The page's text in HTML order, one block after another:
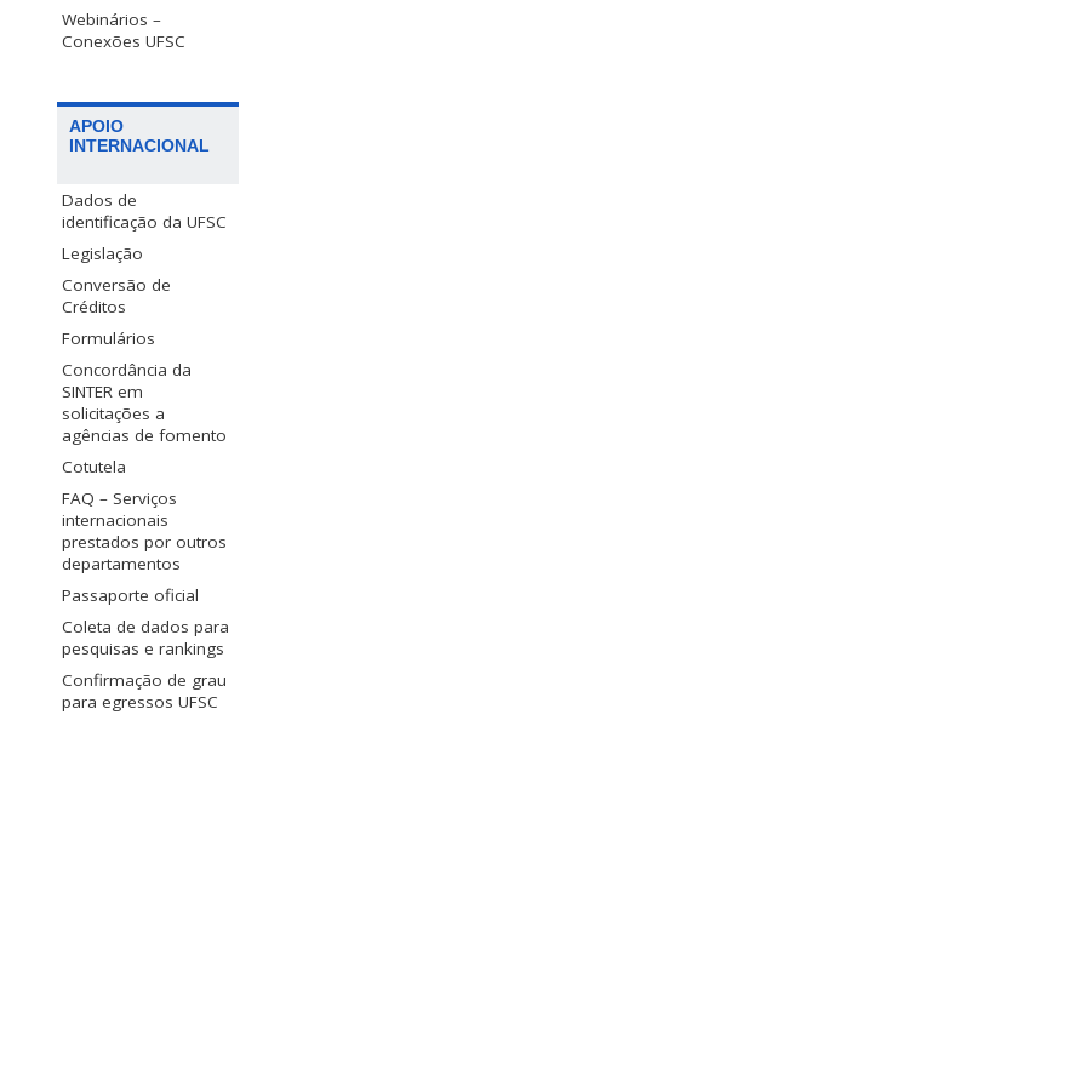
Webinários –
Conexões UFSC
APOIO
INTERNACIONAL
Dados de
identificação da UFSC
Legislação
Conversão de
Créditos
Formulários
Concordância da
SINTER em
solicitações a
agências de fomento
Cotutela
FAQ – Serviços
internacionais
prestados por outros
departamentos
Passaporte oficial
Coleta de dados para
pesquisas e rankings
Confirmação de grau
para egressos UFSC